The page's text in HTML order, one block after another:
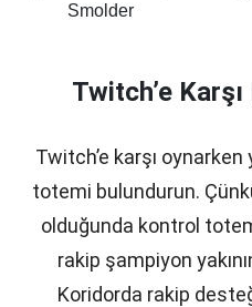
Smolder
Twitch’e Karşı
Twitch’e karşı oynarken
totemi bulundurun.
olduğunda kontrol
rakip şampiyon
Koridorda rakip